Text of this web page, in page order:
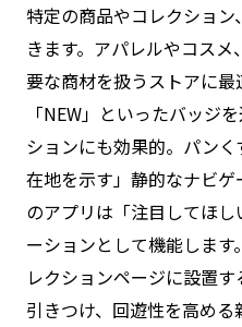
特定の商品やコレクショ
きます。アパレルやコス
要な商材を扱うストアに最
「NEW」といったバッジ
ションにも効果的。パン
在地を示す」静的なナビ
のアプリは「注目してほ
ーションとして機能しま
レクションページに設置
引きつけ、回遊性を高め